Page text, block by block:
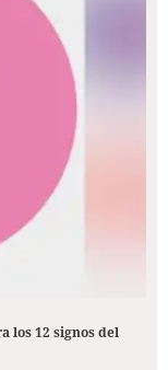
los 12 signos del